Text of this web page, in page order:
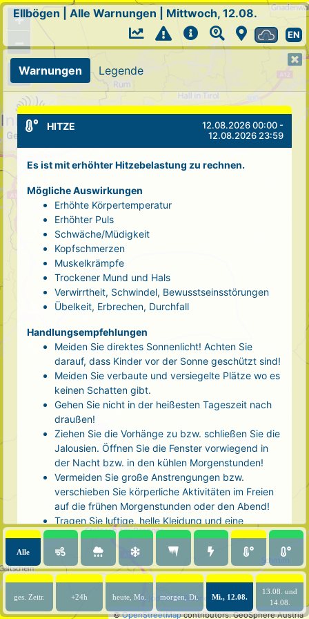
+
−
©OpenStreetMapcontributors. GeoSphere Austria
Ellbögen Alle Warnungen Mittwoch, 12.08.
EN
Warnungen Legende
HITZE
12.08.2026 00:00 -
12.08.2026 23:59
Es ist mit erhöhter Hitzebelastung zu rechnen.
Mögliche Auswirkungen
Erhöhte Körpertemperatur
Erhöhter Puls
Schwäche/Müdigkeit
Kopfschmerzen
Muskelkrämpfe
Trockener Mund und Hals
Verwirrtheit, Schwindel, Bewusstseinsstörungen
Übelkeit, Erbrechen, Durchfall
Handlungsempfehlungen
Meiden Sie direktes Sonnenlicht! Achten Sie
darauf, dass Kinder vor der Sonne geschützt sind!
Meiden Sie verbaute und versiegelte Plätze wo es
keinen Schatten gibt.
Gehen Sie nicht in der heißesten Tageszeit nach
draußen!
Ziehen Sie die Vorhänge zu bzw. schließen Sie die
Jalousien. Öffnen Sie die Fenster vorwiegend in
der Nacht bzw. in den kühlen Morgenstunden!
Vermeiden Sie große Anstrengungen bzw.
verschieben Sie körperliche Aktivitäten im Freien
auf die frühen Morgenstunden oder den Abend!
Tragen Sie luftige, helle Kleidung und eine
Kopfbedeckung!
Nehmen Sie eine kühle Dusche! Auch kalte Arm-
und Fußbäder wirken entlastend.
Trinken Sie ausreichend und regelmäßig
(mindestens 2 - 3 Liter pro Tag)! Optimal sind
Wasser, ungesüßter Tee oder mit Wasser
Alle
ges. Zeitr. +24h heute, Mo. morgen, Di. Mi., 12.08.
13.08. und
14.08.